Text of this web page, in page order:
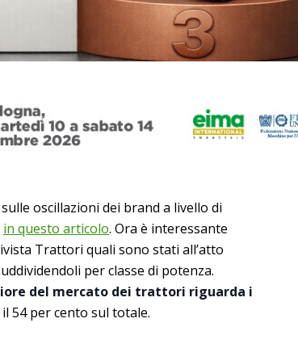
oscillazioni dei brand a livello di
in questo articolo. Ora è interessante
Trattori quali sono stati all’atto
per classe di potenza.
del mercato dei trattori riguarda i
il 54 per cento sul totale.